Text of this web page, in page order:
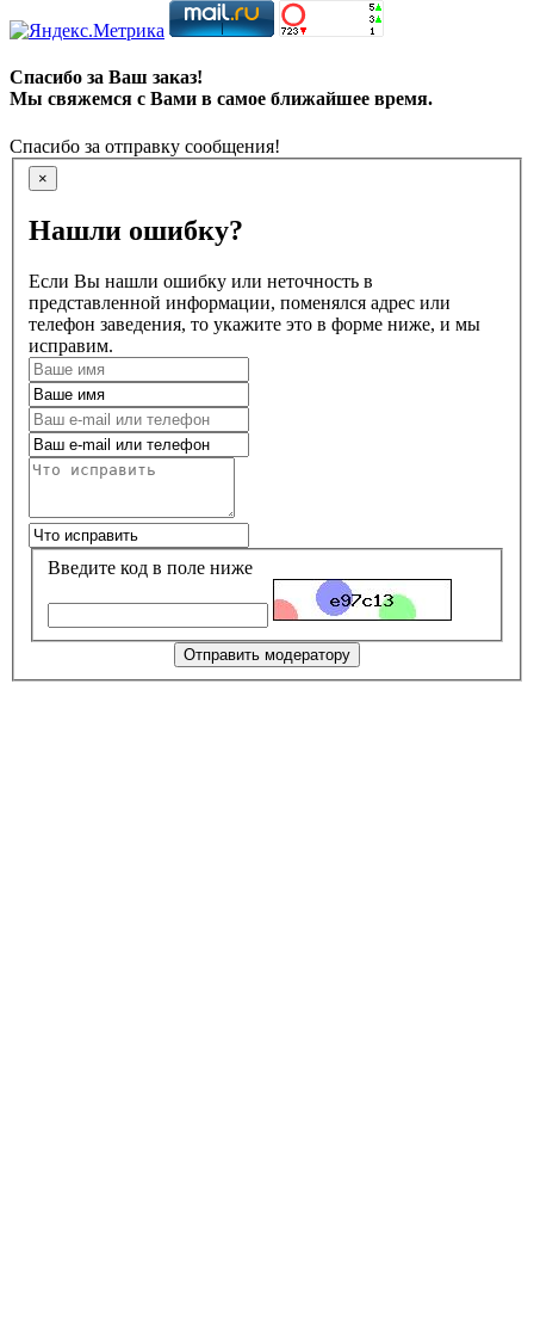
Спасибо за Ваш заказ!
Мы свяжемся с Вами в самое ближайшее время.
Спасибо за отправку сообщения!
×
Нашли ошибку?
Если Вы нашли ошибку или неточность в
представленной информации, поменялся адрес или
телефон заведения, то укажите это в форме ниже, и мы
исправим.
Введите код в поле ниже
Отправить модератору